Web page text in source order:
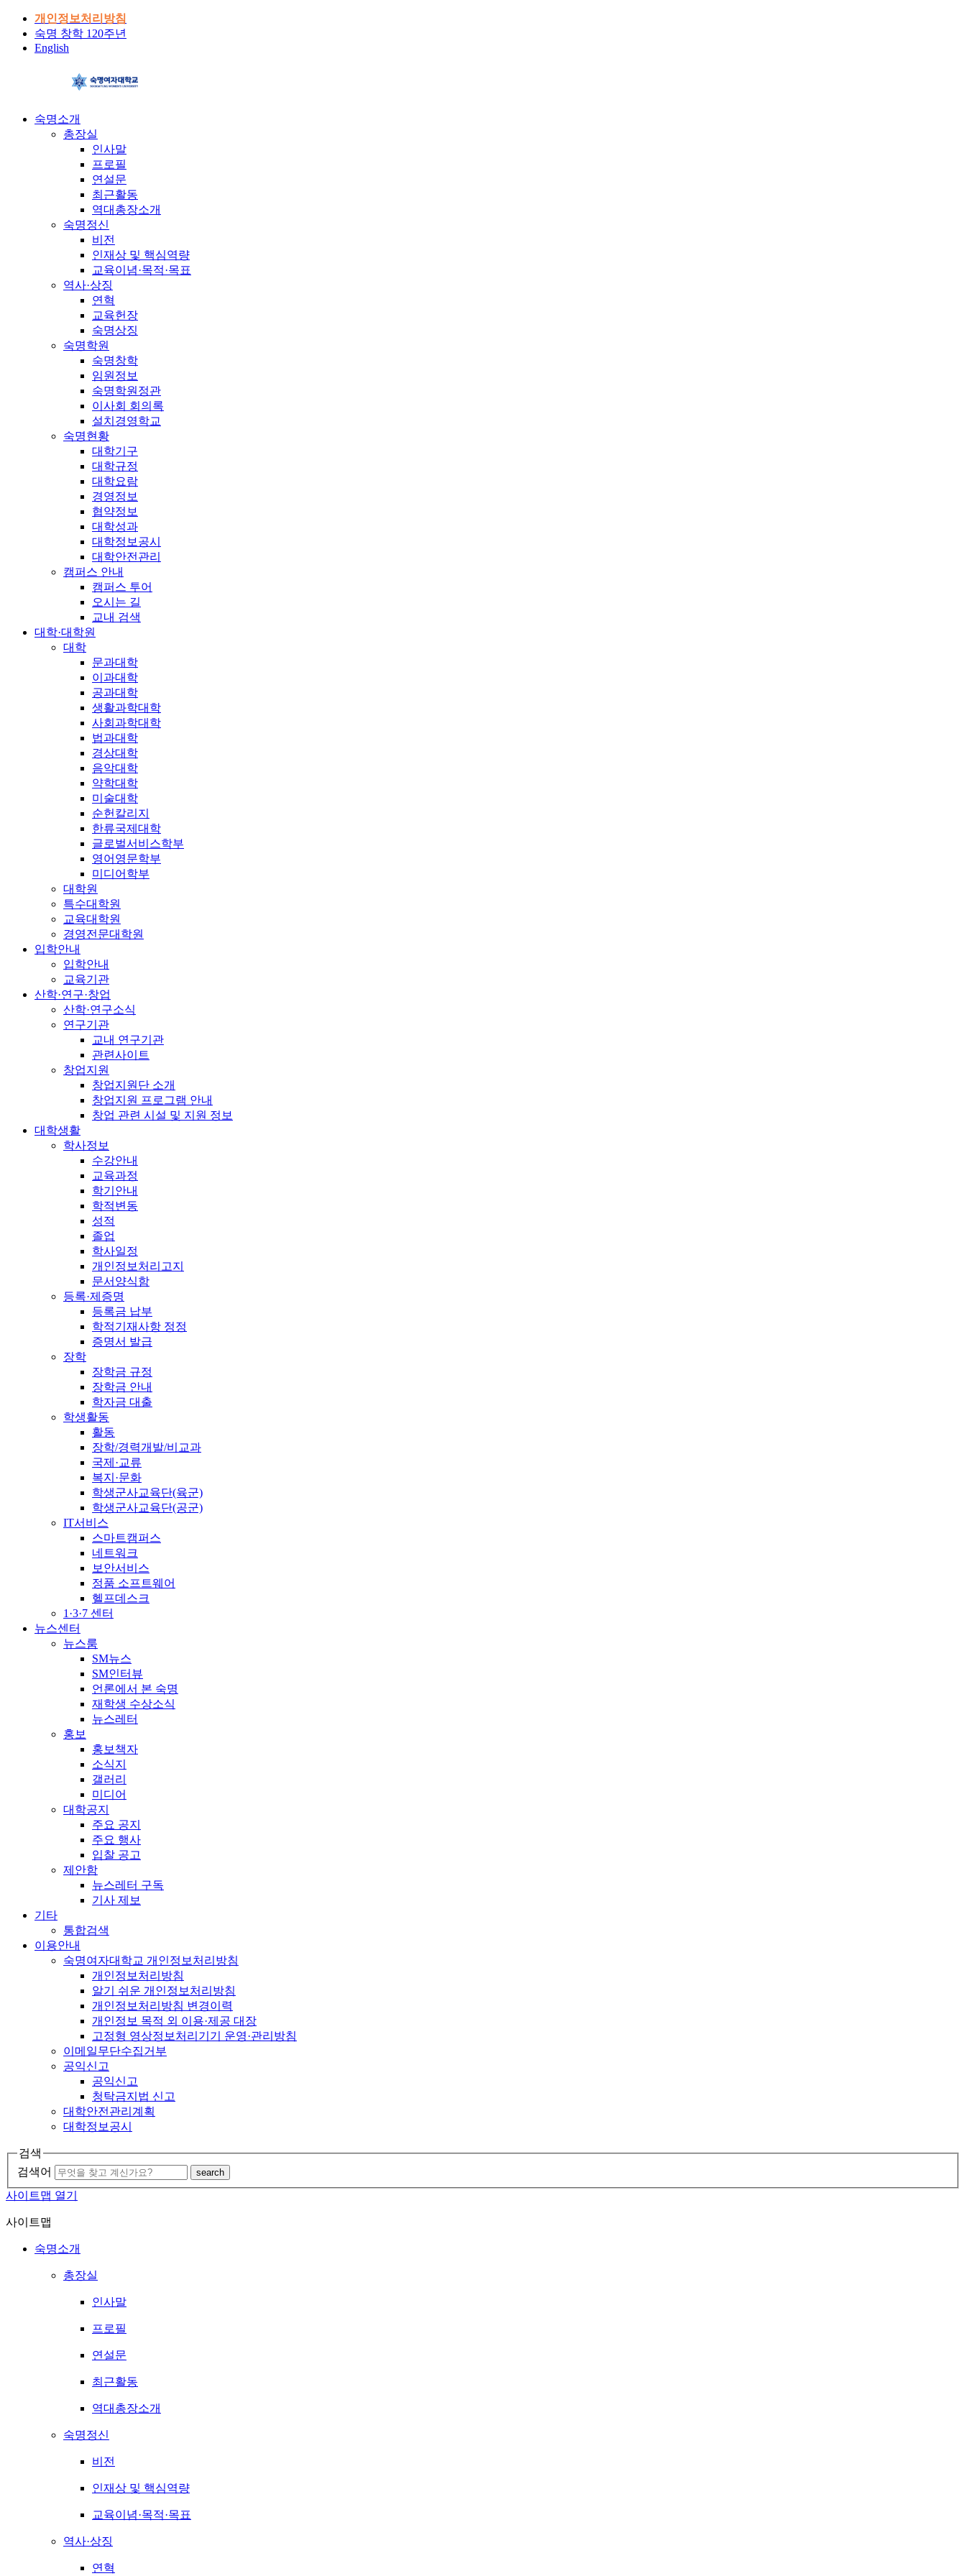
개인정보처리방침
숙명 창학 120주년
English
숙명소개
총장실
인사말
프로필
연설문
최근활동
역대총장소개
숙명정신
비전
인재상 및 핵심역량
교육이념·목적·목표
역사·상징
연혁
교육헌장
숙명상징
숙명학원
숙명창학
임원정보
숙명학원정관
이사회 회의록
설치경영학교
숙명현황
대학기구
대학규정
대학요람
경영정보
협약정보
대학성과
대학정보공시
대학안전관리
캠퍼스 안내
캠퍼스 투어
오시는 길
교내 검색
대학·대학원
대학
문과대학
이과대학
공과대학
생활과학대학
사회과학대학
법과대학
경상대학
음악대학
약학대학
미술대학
순헌칼리지
한류국제대학
글로벌서비스학부
영어영문학부
미디어학부
대학원
특수대학원
교육대학원
경영전문대학원
입학안내
입학안내
교육기관
산학·연구·창업
산학·연구소식
연구기관
교내 연구기관
관련사이트
창업지원
창업지원단 소개
창업지원 프로그램 안내
창업 관련 시설 및 지원 정보
대학생활
학사정보
수강안내
교육과정
학기안내
학적변동
성적
졸업
학사일정
개인정보처리고지
문서양식함
등록·제증명
등록금 납부
학적기재사항 정정
증명서 발급
장학
장학금 규정
장학금 안내
학자금 대출
학생활동
활동
장학/경력개발/비교과
국제·교류
복지·문화
학생군사교육단(육군)
학생군사교육단(공군)
IT서비스
스마트캠퍼스
네트워크
보안서비스
정품 소프트웨어
헬프데스크
1·3·7 센터
뉴스센터
뉴스룸
SM뉴스
SM인터뷰
언론에서 본 숙명
재학생 수상소식
뉴스레터
홍보
홍보책자
소식지
갤러리
미디어
대학공지
주요 공지
주요 행사
입찰 공고
제안함
뉴스레터 구독
기사 제보
기타
통합검색
이용안내
숙명여자대학교 개인정보처리방침
개인정보처리방침
알기 쉬운 개인정보처리방침
개인정보처리방침 변경이력
개인정보 목적 외 이용·제공 대장
고정형 영상정보처리기기 운영·관리방침
이메일무단수집거부
공익신고
공익신고
청탁금지법 신고
대학안전관리계획
대학정보공시
검색
검색어
search
사이트맵 열기
사이트맵
숙명소개
총장실
인사말
프로필
연설문
최근활동
역대총장소개
숙명정신
비전
인재상 및 핵심역량
교육이념·목적·목표
역사·상징
연혁